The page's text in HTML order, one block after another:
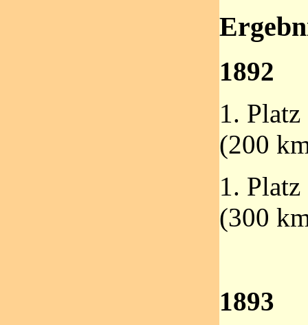
1892
1.
(200
1.
(300
1893